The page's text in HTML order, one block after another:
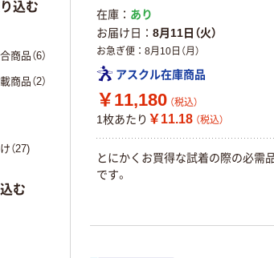
在庫
あり
お届け日
8月11日（火）
お急ぎ便 8月10日（月）
アスクル在庫商品
￥11,180 （税込）
1枚あたり ￥11.18 （税込）
とにかくお買得な試着の際の必需
です。
込む
品（6）
品（2）
（27)
む